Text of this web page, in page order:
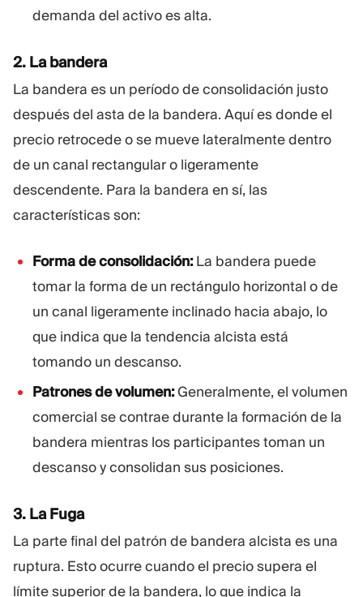
demanda del activo es alta.
2. La bandera
La bandera es un período de consolidación justo
después del asta de la bandera. Aquí es donde el
precio retrocede o se mueve lateralmente dentro
de un canal rectangular o ligeramente
descendente. Para la bandera en sí, las
características son:
Forma de consolidación:La bandera puede
tomar la forma de un rectángulo horizontal o de
un canal ligeramente inclinado hacia abajo, lo
que indica que la tendencia alcista está
tomando un descanso.
Patrones de volumen:Generalmente, el volumen
comercial se contrae durante la formación de la
bandera mientras los participantes toman un
descanso y consolidan sus posiciones.
3. La Fuga
La parte final del patrón de bandera alcista es una
ruptura. Esto ocurre cuando el precio supera el
límite superior de la bandera, lo que indica la